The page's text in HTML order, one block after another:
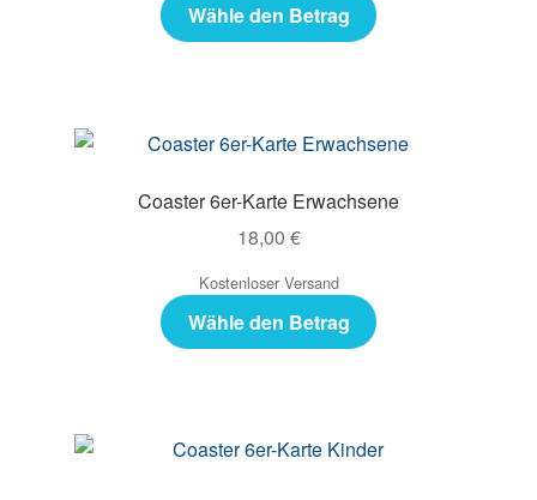
Wähle den Betrag
Coaster 6er-Karte Erwachsene
18,00 €
Kostenloser Versand
Wähle den Betrag